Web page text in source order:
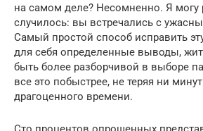
на самом деле? Несомненно. Я могу
случилось: вы встречались с
Самый простой способ исправить
для себя определенные выводы,
быть более разборчивой в выборе
все это побыстрее, не теряя ни
драгоценного времени.